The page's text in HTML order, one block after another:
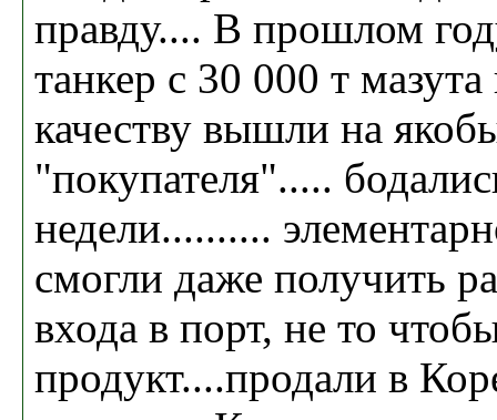
правду.... В прошлом
танкер с 30 000 т
качеству вышли на
"покупателя".....
недели..........
смогли даже получить
входа в порт, не то
продукт....продали в